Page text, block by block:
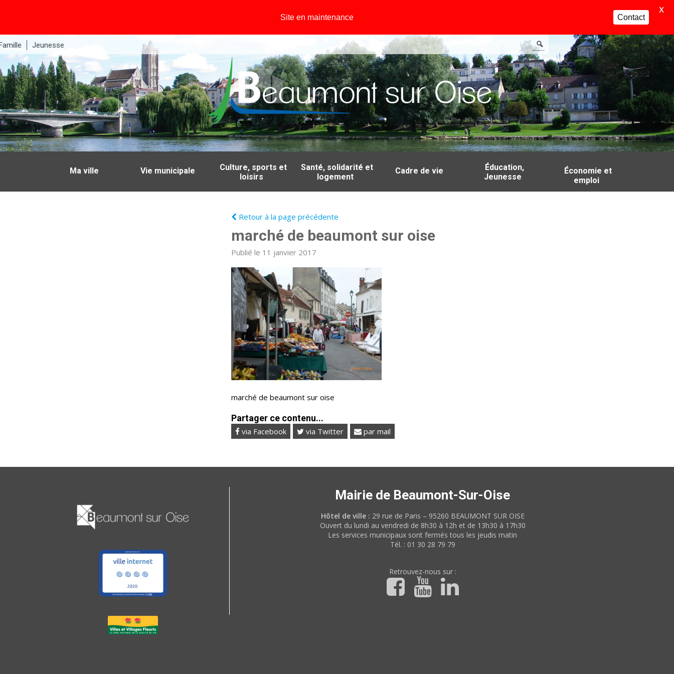
Jeunesse
Ma ville Vie municipale
Culture, sports et
loisirs
Santé, solidarité et
logement
Cadre de vie
Éducation,
Jeunesse
Économie et
emploi
Retour à la page précédente
marché de beaumont sur oise
Publié le 11 janvier 2017
marché de beaumont sur oise
Partager ce contenu...
via Facebook via Twitter par mail
Mairie de Beaumont-Sur-Oise
Hôtel de ville : 29 rue de Paris – 95260 BEAUMONT SUR OISE
Ouvert du lundi au vendredi de 8h30 à 12h et de 13h30 à 17h30
Les services municipaux sont fermés tous les jeudis matin
Tél. : 01 30 28 79 79
Retrouvez-nous sur :
Site en maintenance Contact
X